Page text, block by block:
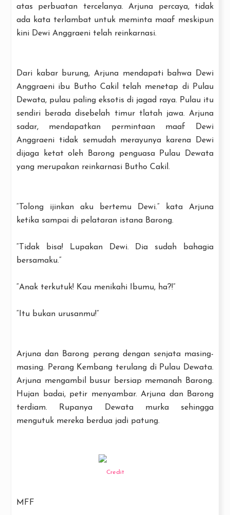
atas perbuatan tercelanya. Arjuna percaya, tidak
ada kata terlambat untuk meminta maaf meskipun
kini Dewi Anggraeni telah reinkarnasi.
Dari kabar burung, Arjuna mendapati bahwa Dewi
Anggraeni ibu Butho Cakil telah menetap di Pulau
Dewata, pulau paling eksotis di jagad raya. Pulau itu
sendiri berada disebelah timur tlatah jawa. Arjuna
sadar, mendapatkan permintaan maaf Dewi
Anggraeni tidak semudah merayunya karena Dewi
dijaga ketat oleh Barong penguasa Pulau Dewata
yang merupakan reinkarnasi Butho Cakil.
“Tolong ijinkan aku bertemu Dewi.” kata Arjuna
ketika sampai di pelataran istana Barong.
“Tidak bisa! Lupakan Dewi. Dia sudah bahagia
bersamaku.”
“Anak terkutuk! Kau menikahi Ibumu, ha?!”
“Itu bukan urusanmu!”
Arjuna dan Barong perang dengan senjata masing-
masing. Perang Kembang terulang di Pulau Dewata.
Arjuna mengambil busur bersiap memanah Barong.
Hujan badai, petir menyambar. Arjuna dan Barong
terdiam. Rupanya Dewata murka sehingga
mengutuk mereka berdua jadi patung.
Credit
MFF